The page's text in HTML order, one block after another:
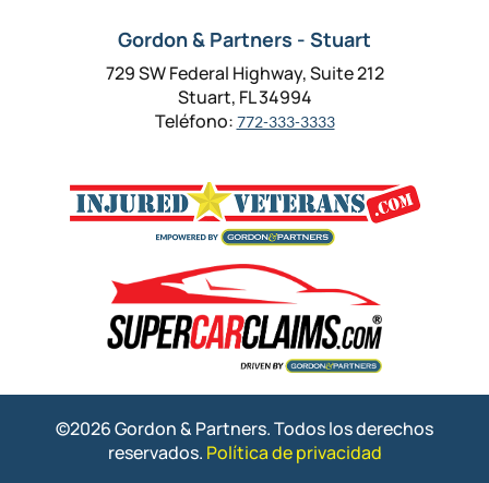
Gordon & Partners - Stuart
729 SW Federal Highway, Suite 212
Stuart, FL 34994
Teléfono: 772-333-3333
©2026 Gordon & Partners. Todos los derechos
reservados. Política de privacidad